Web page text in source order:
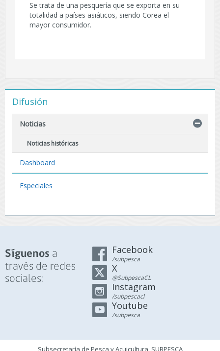
Se trata de una pesquería que se exporta en su
totalidad a países asiáticos, siendo Corea el
mayor consumidor.
Difusión
Noticias
Noticias históricas
Dashboard
Especiales
Síguenos a
través de redes
sociales:
Facebook
/subpesca
X
@SubpescaCL
Instagram
/subpescacl
Youtube
/subpesca
Subsecretaría de Pesca y Acuicultura, SUBPESCA